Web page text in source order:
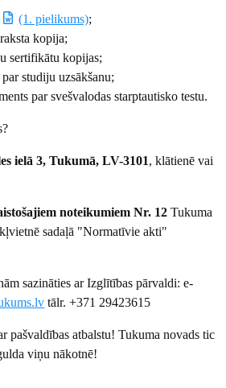
(1. pielikums);
kopija;
sertifikātu kopijas;
studiju uzsākšanu;
par svešvalodas starptautisko testu.
ielā 3, Tukumā, LV-3101, klātienē vai
noteikumiem Nr. 12 Tukuma
sadaļā "Normatīvie akti"
sazināties ar Izglītības pārvaldi: e-
tālr. +371 29423615
pašvaldības atbalstu! Tukuma novads tic
viņu nākotnē!